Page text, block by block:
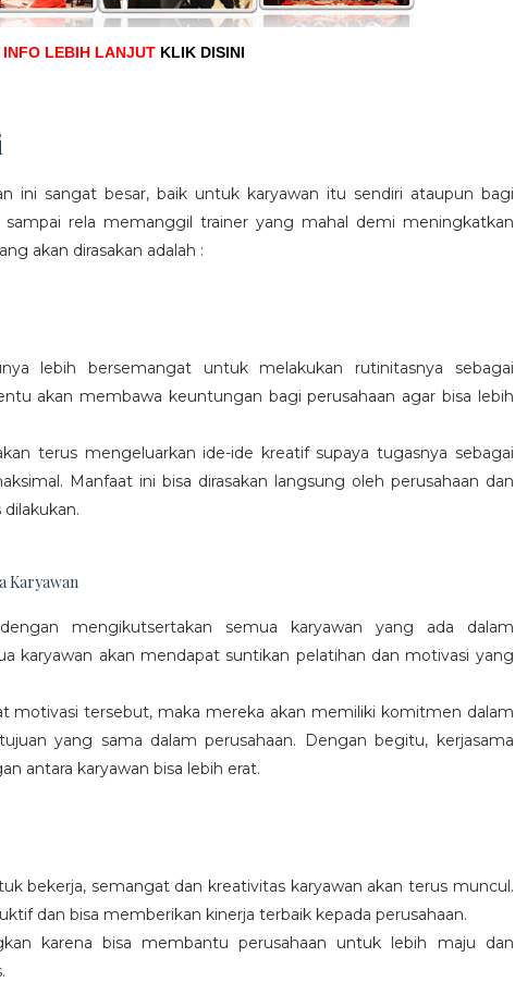
INFO LEBIH LANJUT KLIK DISINI
ini sangat besar, baik untuk karyawan itu sendiri ataupun bagi
sampai rela memanggil trainer yang mahal demi meningkatkan
akan dirasakan adalah :
lebih bersemangat untuk melakukan rutinitasnya sebagai
akan membawa keuntungan bagi perusahaan agar bisa lebih
terus mengeluarkan ide-ide kreatif supaya tugasnya sebagai
Manfaat ini bisa dirasakan langsung oleh perusahaan dan
Karyawan
mengikutsertakan semua karyawan yang ada dalam
karyawan akan mendapat suntikan pelatihan dan motivasi yang
motivasi tersebut, maka mereka akan memiliki komitmen dalam
yang sama dalam perusahaan. Dengan begitu, kerjasama
antara karyawan bisa lebih erat.
bekerja, semangat dan kreativitas karyawan akan terus muncul.
dan bisa memberikan kinerja terbaik kepada perusahaan.
karena bisa membantu perusahaan untuk lebih maju dan